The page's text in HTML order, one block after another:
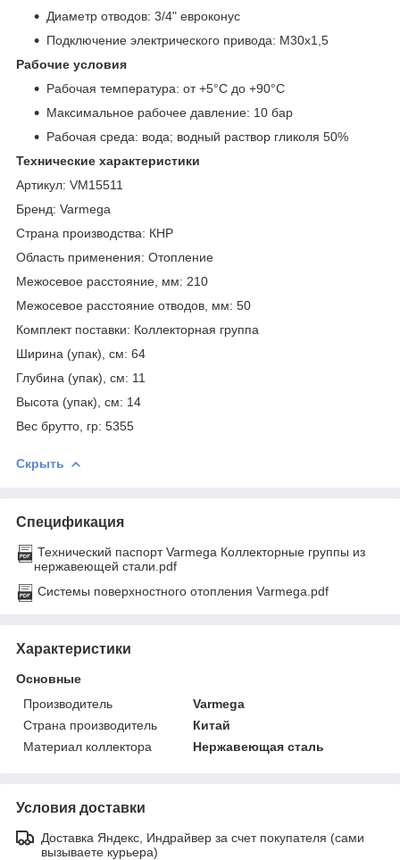
Диаметр отводов: 3/4" евроконус
Подключение электрического привода: M30x1,5
Рабочие условия
Рабочая температура: от +5°C до +90°C
Максимальное рабочее давление: 10 бар
Рабочая среда: вода; водный раствор гликоля 50%
Технические характеристики
Артикул: VM15511
Бренд: Varmega
Страна производства: КНР
Область применения: Отопление
Межосевое расстояние, мм: 210
Межосевое расстояние отводов, мм: 50
Комплект поставки: Коллекторная группа
Ширина (упак), см: 64
Глубина (упак), см: 11
Высота (упак), см: 14
Вес брутто, гр: 5355
Скрыть
Спецификация
Технический паспорт Varmega Коллекторные группы из
нержавеющей стали.pdf
Системы поверхностного отопления Varmega.pdf
Характеристики
Основные
Производитель
Varmega
Страна производитель
Китай
Материал коллектора
Нержавеющая сталь
Условия доставки
Доставка Яндекс, Индрайвер за счет покупателя (сами
вызываете курьера)